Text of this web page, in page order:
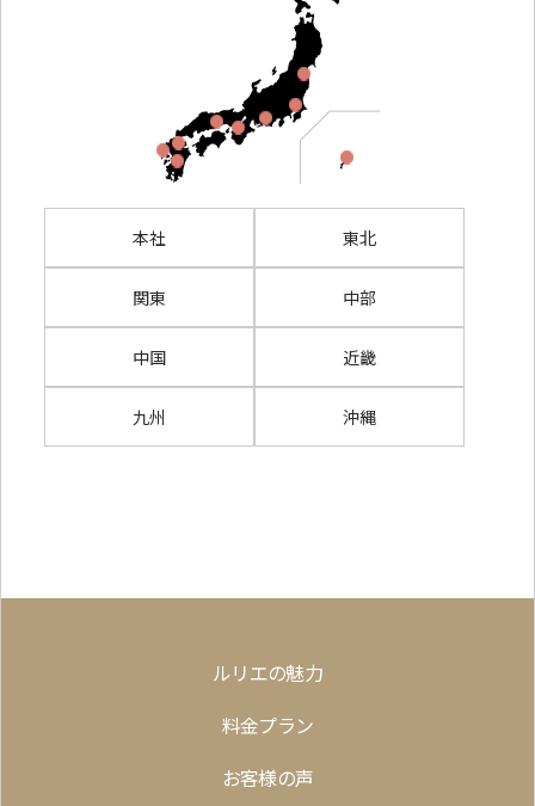
本社 東北
関東 中部
中国 近畿
九州 沖縄
ルリエの魅力
料金プラン
お客様の声